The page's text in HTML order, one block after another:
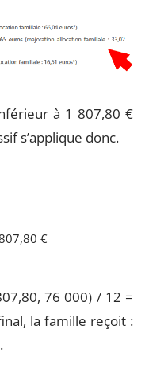
à 1 807,80 €
s’applique donc.
€
76 000) / 12 =
la famille reçoit :